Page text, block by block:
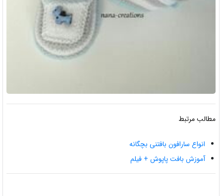
مطالب مرتبط
انواع سارافون بافتنی بچگانه
آموزش بافت پاپوش + فیلم